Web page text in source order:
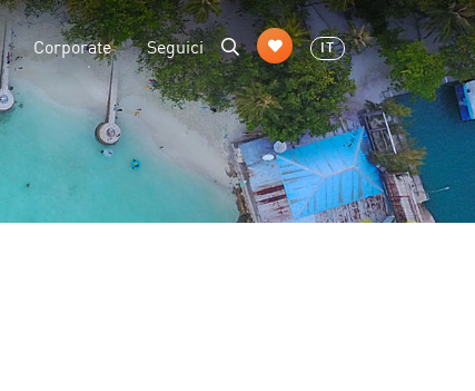
Corporate Seguici IT